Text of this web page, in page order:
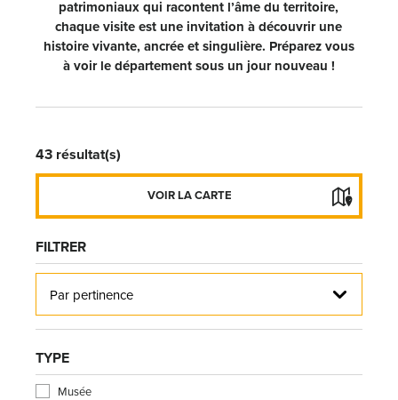
patrimoniaux qui racontent l’âme du territoire,
chaque visite est une invitation à découvrir une
histoire vivante, ancrée et singulière. Préparez vous
à voir le département sous un jour nouveau !
43 résultat(s)
FERMER LA CARTE
VOIR LA CARTE
FILTRER
Par pertinence
TYPE
Musée